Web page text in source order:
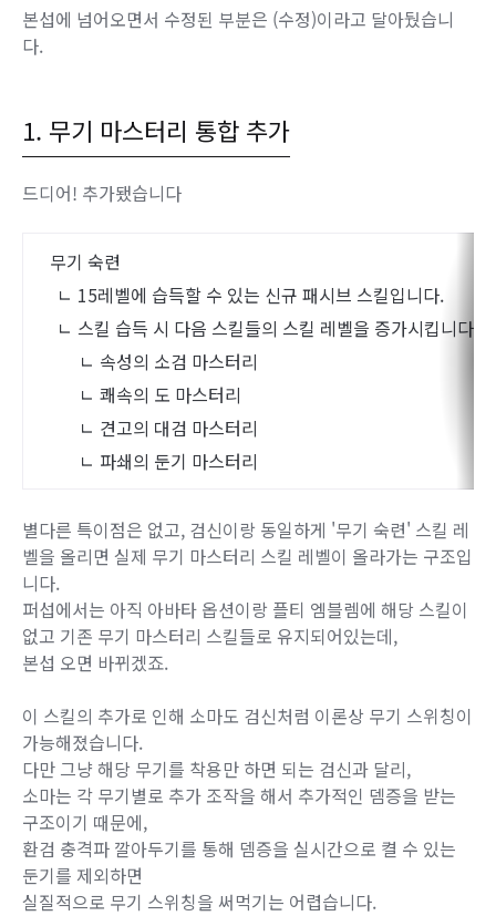
본섭에 넘어오면서 수정된 부분은 (수정)이라고 달아뒀습니
다.
1. 무기 마스터리 통합 추가
드디어! 추가됐습니다
무기 숙련
ㄴ 15레벨에 습득할 수 있는 신규 패시브 스킬입니다.
ㄴ 스킬 습득 시 다음 스킬들의 스킬 레벨을 증가시킵니다.
ㄴ 속성의 소검 마스터리
ㄴ 쾌속의 도 마스터리
ㄴ 견고의 대검 마스터리
ㄴ 파쇄의 둔기 마스터리
별다른 특이점은 없고, 검신이랑 동일하게 '무기 숙련' 스킬 레
벨을 올리면 실제 무기 마스터리 스킬 레벨이 올라가는 구조입
니다.
퍼섭에서는 아직 아바타 옵션이랑 플티 엠블렘에 해당 스킬이
없고 기존 무기 마스터리 스킬들로 유지되어있는데,
본섭 오면 바뀌겠죠.
이 스킬의 추가로 인해 소마도 검신처럼 이론상 무기 스위칭이
가능해졌습니다.
다만 그냥 해당 무기를 착용만 하면 되는 검신과 달리,
소마는 각 무기별로 추가 조작을 해서 추가적인 뎀증을 받는
구조이기 때문에,
환검 충격파 깔아두기를 통해 뎀증을 실시간으로 켤 수 있는
둔기를 제외하면
실질적으로 무기 스위칭을 써먹기는 어렵습니다.